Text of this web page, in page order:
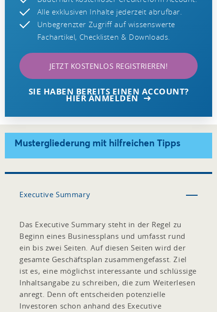
Alle exklusiven Inhalte jederzeit abrufbar.
Unbegrenzter Zugriff auf wissenswerte
Fachartikel, Checklisten & Downloads.
JETZT KOSTENLOS REGISTRIEREN!
SIE HABEN BEREITS EINEN ACCOUNT?
HIER ANMELDEN
Mustergliederung mit hilfreichen Tipps
Executive Summary
Das Executive Summary steht in der Regel zu
Beginn eines Businessplans und umfasst rund
ein bis zwei Seiten. Auf diesen Seiten wird der
gesamte Geschäftsplan zusammengefasst. Ziel
ist es, eine möglichst interessante und schlüssige
Inhaltsangabe zu schreiben, die zum Weiterlesen
anregt. Denn oft entscheiden potenzielle
Investoren schon anhand des Executive